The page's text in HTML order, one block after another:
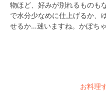
物ほど、好みが別れるものも
で水分少なめに仕上げるか、
せるか…迷いますね。かぼち
お料理